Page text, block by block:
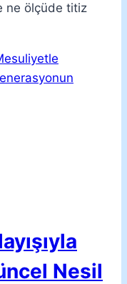
ne ölçüde titiz
Nesil